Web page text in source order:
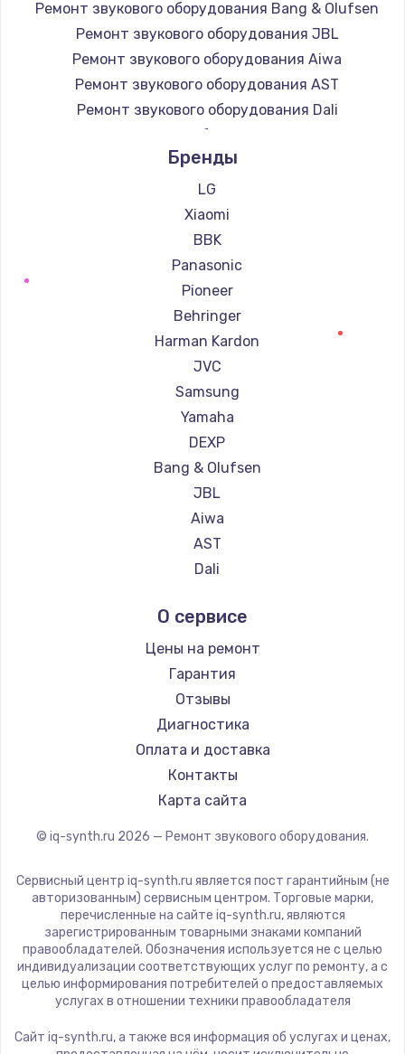
Ремонт звукового оборудования Bang & Olufsen
Ремонт звукового оборудования JBL
Ремонт звукового оборудования Aiwa
Ремонт звукового оборудования AST
Ремонт звукового оборудования Dali
Ремонт звукового оборудования Marshall
Ремонт звукового оборудования Supra
Бренды
LG
Xiaomi
BBK
Panasonic
Pioneer
Behringer
Harman Kardon
JVC
Samsung
Yamaha
DEXP
Bang & Olufsen
JBL
Aiwa
AST
Dali
Supra
О сервисе
Цены на ремонт
Гарантия
Отзывы
Диагностика
Оплата и доставка
Контакты
Карта сайта
© iq-synth.ru 2026 — Ремонт звукового оборудования.
Сервисный центр iq-synth.ru является пост гарантийным (не
авторизованным) сервисным центром. Торговые марки,
перечисленные на сайте iq-synth.ru, являются
зарегистрированным товарными знаками компаний
правообладателей. Обозначения используется не с целью
индивидуализации соответствующих услуг по ремонту, а с
целью информирования потребителей о предоставляемых
услугах в отношении техники правообладателя
Сайт iq-synth.ru, а также вся информация об услугах и ценах,